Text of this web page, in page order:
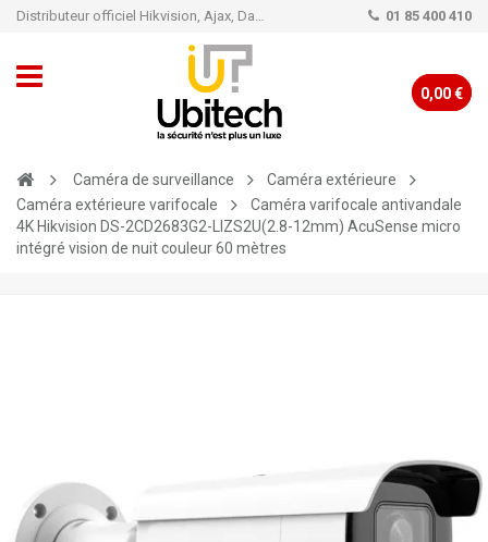
Distributeur officiel Hikvision, Ajax, Dahua, TP-Link - Caméra de vidéo surveillance - Alarme 01 85 400 410
0,00 €
Caméra de surveillance
Caméra extérieure
Caméra extérieure varifocale
Caméra varifocale antivandale
4K Hikvision DS-2CD2683G2-LIZS2U(2.8-12mm) AcuSense micro
intégré vision de nuit couleur 60 mètres